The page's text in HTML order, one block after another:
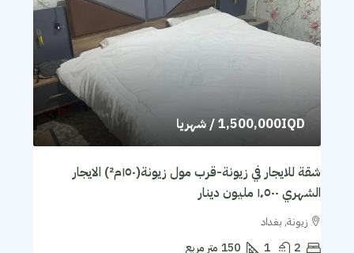
1,500,000IQD/ شهريا
شقة للايجار في زيونة-قرب مول زيونة(١٥٠م²) الايجار
الشهري ١٬٥٠٠ مليون دينار
زيونة, بغداد
2
1
150 متر مربع